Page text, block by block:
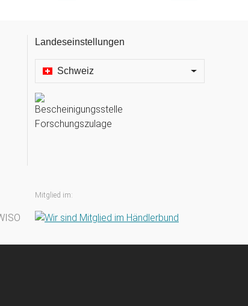
Landeseinstellungen
Schweiz
Mitglied im: